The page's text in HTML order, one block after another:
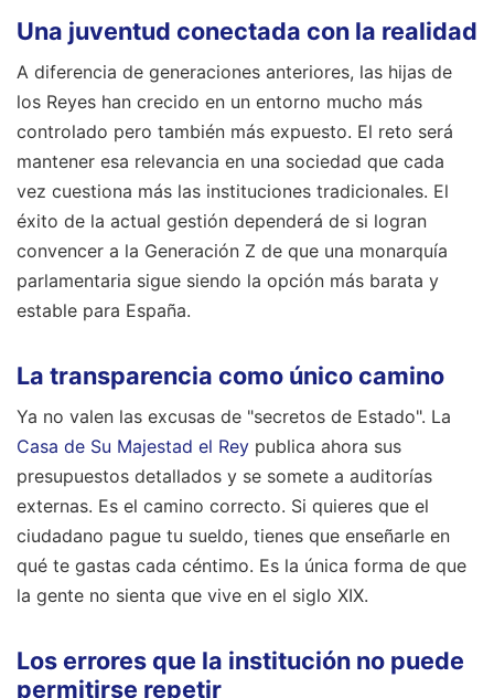
Una juventud conectada con la realidad
A diferencia de generaciones anteriores, las hijas de
los Reyes han crecido en un entorno mucho más
controlado pero también más expuesto. El reto será
mantener esa relevancia en una sociedad que cada
vez cuestiona más las instituciones tradicionales. El
éxito de la actual gestión dependerá de si logran
convencer a la Generación Z de que una monarquía
parlamentaria sigue siendo la opción más barata y
estable para España.
La transparencia como único camino
Ya no valen las excusas de "secretos de Estado". La
Casa de Su Majestad el Rey publica ahora sus
presupuestos detallados y se somete a auditorías
externas. Es el camino correcto. Si quieres que el
ciudadano pague tu sueldo, tienes que enseñarle en
qué te gastas cada céntimo. Es la única forma de que
la gente no sienta que vive en el siglo XIX.
Los errores que la institución no puede
permitirse repetir